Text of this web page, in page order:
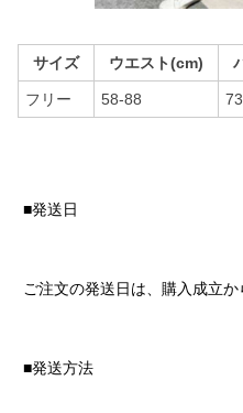
サイズ ウエスト(cm)
フリー 58-88 73
■発送日
ご注文の発送日は、購入成立
■発送方法